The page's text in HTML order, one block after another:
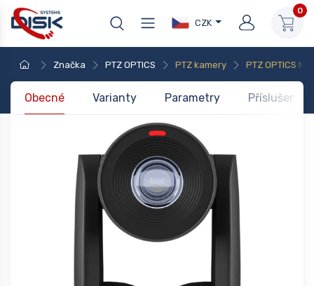
CZK
0
Značka PTZ OPTICS PTZ kamery PTZ OPTICS
Obecné Varianty Parametry